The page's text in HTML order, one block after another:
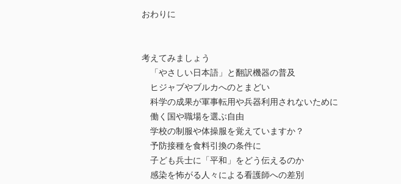
おわりに
考えてみましょう
「やさしい日本語」と翻訳機器の普及
ヒジャブやブルカへのとまどい
科学の成果が軍事転用や兵器利用されないために
働く国や職場を選ぶ自由
学校の制服や体操服を覚えていますか？
予防接種を食料引換の条件に
子ども兵士に「平和」をどう伝えるのか
感染を怖がる人々による看護師への差別